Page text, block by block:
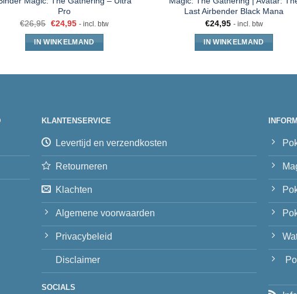
Pro
€26,95 €24,95 - incl. btw
IN WINKELMAND
Last Airbender Black Mana
€24,95 - incl. btw
IN WINKELMAND
KLANTENSERVICE
Levertijd en verzendkosten
Retourneren
Klachten
Algemene voorwaarden
Privacybeleid
Disclaimer
SOCIALS